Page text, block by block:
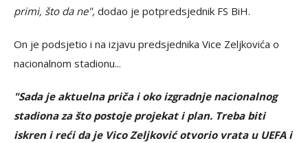
primi, što da ne", dodao je potpredsjednik FS BiH.
On je podsjetio i na izjavu predsjednika Vice Zeljkovića o
nacionalnom stadionu...
"Sada je aktuelna priča i oko izgradnje nacionalnog
stadiona za što postoje projekat i plan. Treba biti
iskren i reći da je Vico Zeljković otvorio vrata u UEFA i